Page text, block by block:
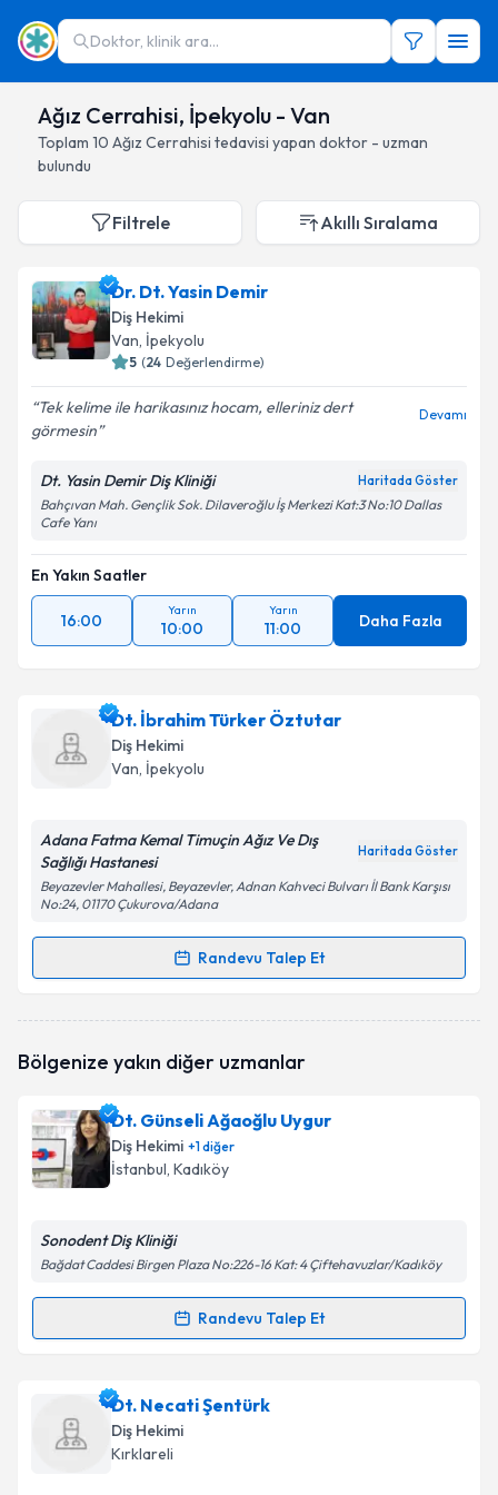
Doktor, klinik ara...
Ağız Cerrahisi, İpekyolu - Van
Toplam 10 Ağız Cerrahisi tedavisi yapan doktor - uzman
bulundu
Filtrele Akıllı Sıralama
Dr. Dt. Yasin Demir
Diş Hekimi
Van, İpekyolu
5 (24 Değerlendirme)
Tek kelime ile harikasınız hocam, elleriniz dert
görmesin
Devamı
Dt. Yasin Demir Diş Kliniği Haritada Göster
Bahçıvan Mah. Gençlik Sok. Dilaveroğlu İş Merkezi Kat:3 No:10 Dallas
Cafe Yanı
En Yakın Saatler
16:00
Yarın
10:00
Yarın
11:00 Daha Fazla
Dt. İbrahim Türker Öztutar
Diş Hekimi
Van, İpekyolu
Adana Fatma Kemal Timuçin Ağız Ve Dış
Sağlığı Hastanesi
Haritada Göster
Beyazevler Mahallesi, Beyazevler, Adnan Kahveci Bulvarı İl Bank Karşısı
No:24, 01170 Çukurova/Adana
Randevu Talep Et
Randevu Takvimi Talebi
talebi oluşturun. Size bu uzmandan randevu almanız
bilgilendireceğiz.
E-posta Adresiniz
Kişisel verilerimin işlenmesine ilişkinAydınlatma
kapsamda işlenmesini kabul ediyorum.
Bölgenize yakın diğer uzmanlar
Dt. Günseli Ağaoğlu Uygur
Diş Hekimi +1diğer
İstanbul, Kadıköy
Sonodent Diş Kliniği
Bağdat Caddesi Birgen Plaza No:226-16 Kat: 4 Çiftehavuzlar/Kadıköy
Randevu Talep Et
Randevu Takvimi Talebi
Dt. Günseli Ağaoğlu Uygur
talebi oluşturun. Size bu uzmandan randevu almanız
için bir takvim hazırlandığında e-posta ile
Dt. Necati Şentürk
Diş Hekimi
Kırklareli